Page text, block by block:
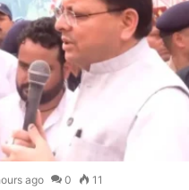
ago 0 11